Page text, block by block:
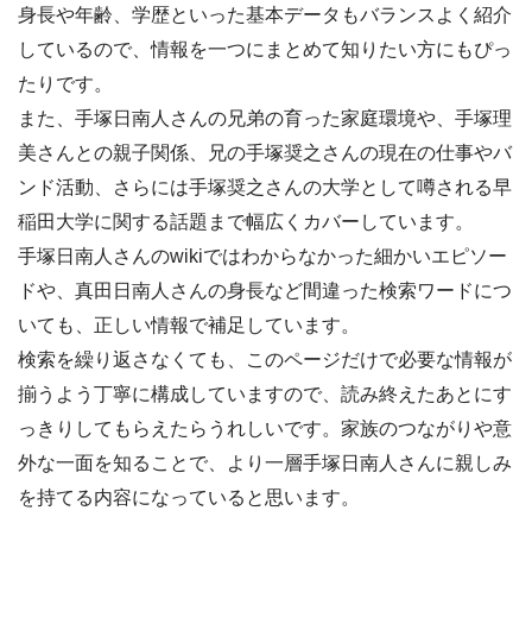
身長や年齢、学歴といった基本データもバランスよく紹介
しているので、情報を一つにまとめて知りたい方にもぴっ
たりです。
また、手塚日南人さんの兄弟の育った家庭環境や、手塚理
美さんとの親子関係、兄の手塚奨之さんの現在の仕事やバ
ンド活動、さらには手塚奨之さんの大学として噂される早
稲田大学に関する話題まで幅広くカバーしています。
手塚日南人さんのwikiではわからなかった細かいエピソー
ドや、真田日南人さんの身長など間違った検索ワードにつ
いても、正しい情報で補足しています。
検索を繰り返さなくても、このページだけで必要な情報が
揃うよう丁寧に構成していますので、読み終えたあとにす
っきりしてもらえたらうれしいです。家族のつながりや意
外な一面を知ることで、より一層手塚日南人さんに親しみ
を持てる内容になっていると思います。